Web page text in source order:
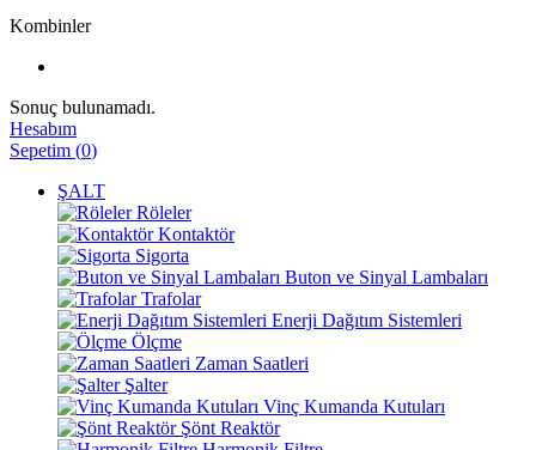
Kombinler
Sonuç bulunamadı.
Hesabım
Sepetim (0)
ŞALT
Röleler
Kontaktör
Sigorta
Buton ve Sinyal Lambaları
Trafolar
Enerji Dağıtım Sistemleri
Ölçme
Zaman Saatleri
Şalter
Vinç Kumanda Kutuları
Şönt Reaktör